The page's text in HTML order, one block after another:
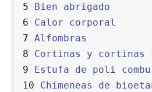
5 Bien abrigado
6 Calor corporal
7 Alfombras
8 Cortinas y cortinas
9 Estufa de poli
10 Chimeneas de